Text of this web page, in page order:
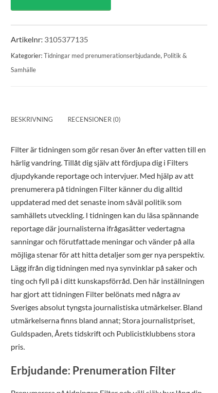
Artikelnr: 3105377135
Kategorier:Tidningar med prenumerationserbjudande, Politik &
Samhälle
BESKRIVNING RECENSIONER (0)
Filter är tidningen som gör resan över ån efter vatten till en
härlig vandring. Tillåt dig själv att fördjupa dig i Filters
djupdykande reportage och intervjuer. Med hjälp av att
prenumerera på tidningen Filter känner du dig alltid
uppdaterad med det senaste inom såväl politik som
samhällets utveckling. I tidningen kan du läsa spännande
reportage där journalisterna ifrågasätter vedertagna
sanningar och förutfattade meningar och vänder på alla
möjliga stenar för att hitta detaljer som ger nya perspektiv.
Lägg ifrån dig tidningen med nya synvinklar på saker och
ting och fyll på i ditt kunskapsförråd. Den här inställningen
har gjort att tidningen Filter belönats med några av
Sveriges absolut tyngsta journalistiska utmärkelser. Bland
utmärkelserna finns bland annat; Stora journalistpriset,
Guldspaden, Årets tidskrift och Publicistklubbens stora
pris.
Erbjudande: Prenumeration Filter